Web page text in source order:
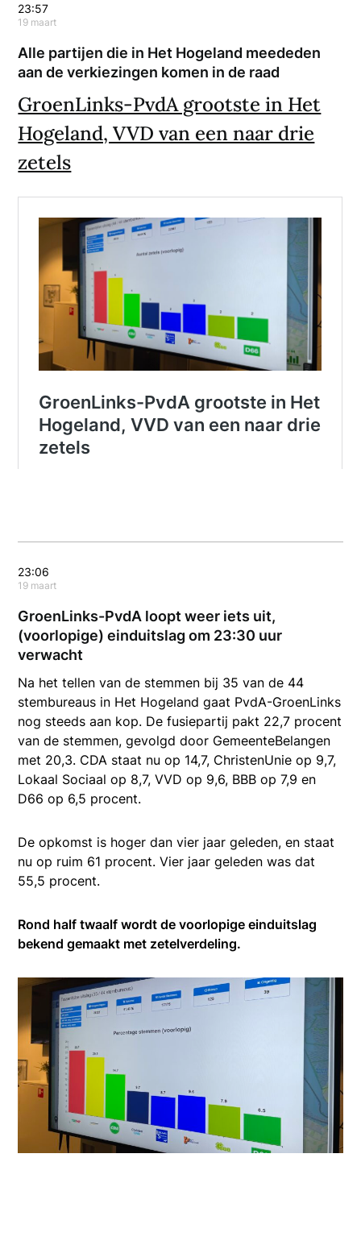
23:57
19 maart
Alle partijen die in Het Hogeland meededen
aan de verkiezingen komen in de raad
GroenLinks-PvdA grootste in Het
Hogeland, VVD van een naar drie
zetels
23:06
19 maart
GroenLinks-PvdA loopt weer iets uit,
(voorlopige) einduitslag om 23:30 uur
verwacht
Na het tellen van de stemmen bij 35 van de 44
stembureaus in Het Hogeland gaat PvdA-GroenLinks
nog steeds aan kop. De fusiepartij pakt 22,7 procent
van de stemmen, gevolgd door GemeenteBelangen
met 20,3. CDA staat nu op 14,7, ChristenUnie op 9,7,
Lokaal Sociaal op 8,7, VVD op 9,6, BBB op 7,9 en
D66 op 6,5 procent.
De opkomst is hoger dan vier jaar geleden, en staat
nu op ruim 61 procent. Vier jaar geleden was dat
55,5 procent.
Rond half twaalf wordt de voorlopige einduitslag
bekend gemaakt met zetelverdeling.